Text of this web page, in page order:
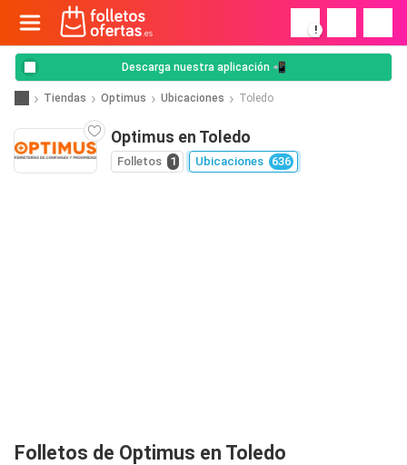
!
Descarga nuestra aplicación 📲
Tiendas Optimus Ubicaciones Toledo
Optimus en Toledo
Folletos 1 Ubicaciones 636
Folletos de Optimus en Toledo